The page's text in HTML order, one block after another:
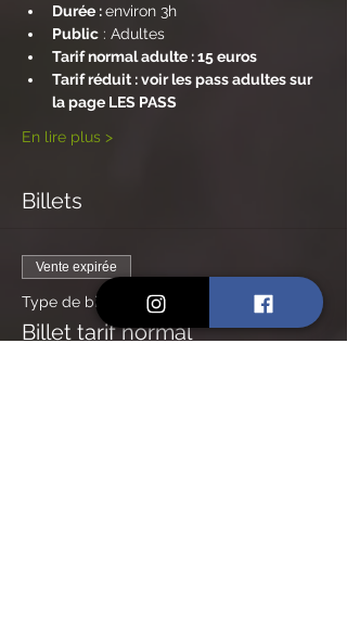
Durée : environ 3h
Public : Adultes
Tarif normal adulte : 15 euros
Tarif réduit : voir les pass adultes sur
la page LES PASS
En lire plus >
Billets
Vente expirée
Type de billet
Billet tarif normal